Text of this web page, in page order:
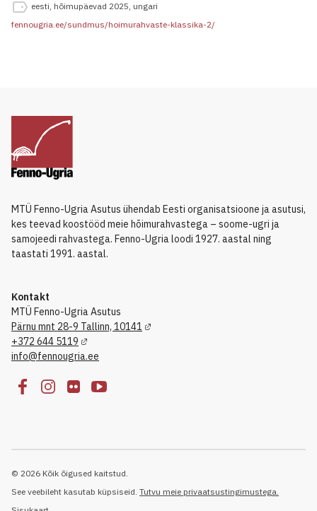
eesti, hõimupäevad 2025, ungari
fennougria.ee/sundmus/hoimurahvaste-klassika-2/
MTÜ Fenno-Ugria Asutus ühendab Eesti organisatsioone ja asutusi,
kes teevad koostööd meie hõimurahvastega – soome-ugri ja
samojeedi rahvastega. Fenno-Ugria loodi 1927. aastal ning
taastati 1991. aastal.
Kontakt
MTÜ Fenno-Ugria Asutus
Pärnu mnt 28-9 Tallinn, 10141
+372 644 5119
info@fennougria.ee
© 2026 Kõik õigused kaitstud.
See veebileht kasutab küpsiseid. Tutvu meie privaatsustingimustega.